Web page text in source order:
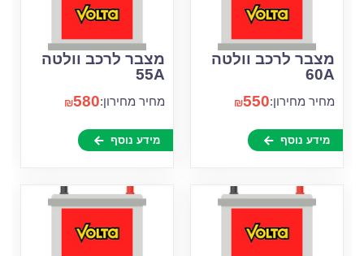
מצבר לרכב וולטה
60A
מחיר מחירון: ₪550
מידע נוסף
מצבר לרכב וולטה
55A
מחיר מחירון: ₪580
מידע נוסף